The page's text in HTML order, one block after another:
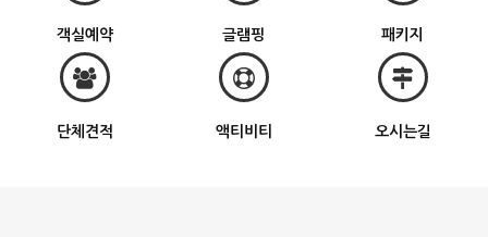
객실예약 글램핑 패키지
단체견적 액티비티 오시는길